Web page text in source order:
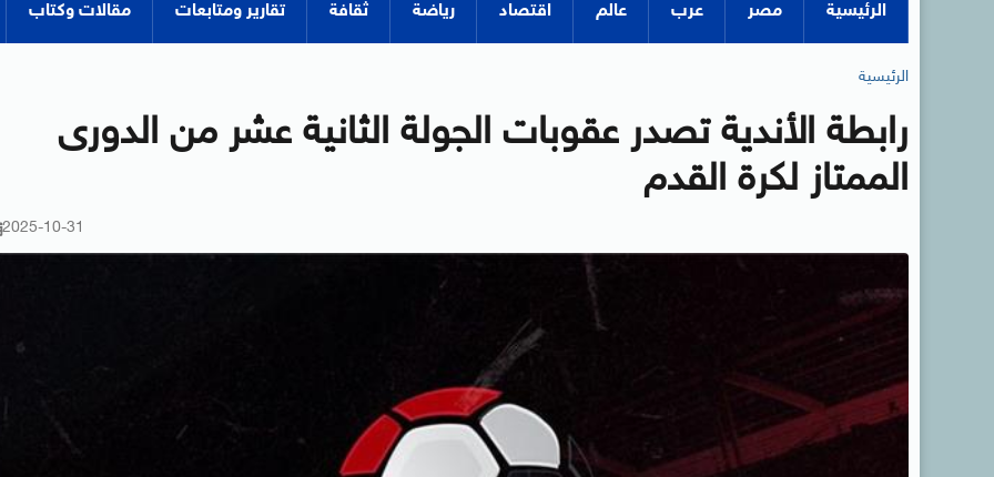
الرئيسية مصر عرب عالم اقتصاد رياضة ثقافة تقارير ومتابعات مقالات وكتاب
الرئيسية
رابطة الأندية تصدر عقوبات الجولة الثانية عشر من الدورى
الممتاز لكرة القدم
2025-10-31